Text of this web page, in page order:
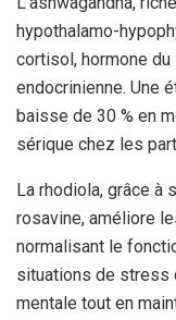
hypothalamo-
cortisol, hormone
endocrinienne. Une
baisse de 30 % en
sérique chez les
La rhodiola, grâce
rosavine, améliore
normalisant le
situations de stress
mentale tout en